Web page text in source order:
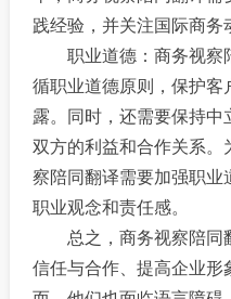
践经验，并关注国际商务
职业道德：商务视察
循职业道德原则，保护
露。同时，还需要保持
双方的利益和合作关系
察陪同翻译需要加强职
职业观念和责任感。
总之，商务视察陪同
信任与合作、提高企业